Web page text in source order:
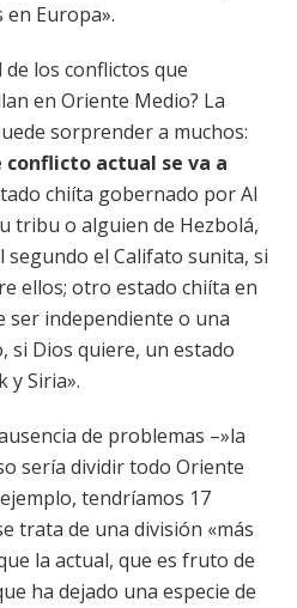
en Europa».
de los conflictos que
en Oriente Medio? La
sorprender a muchos:
conflicto actual se va a
chiíta gobernado por Al
tribu o alguien de Hezbolá,
segundo el Califato sunita, si
ellos; otro estado chiíta en
ser independiente o una
si Dios quiere, un estado
y Siria».
de problemas –»la
sería dividir todo Oriente
tendríamos 17
trata de una división «más
la actual, que es fruto de
ha dejado una especie de